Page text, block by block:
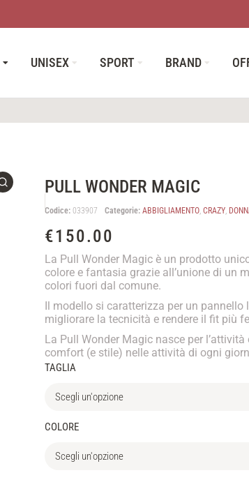
UNISEX SPORT BRAND
PULL WONDER MAGIC
Codice:033907 Categorie: ABBIGLIAMENTO,CRAZY,
€150.00
La Pull Wonder Magic è un prodotto
colore e fantasia grazie all’unione di un
colori fuori dal comune.
Il modello si caratterizza per un
migliorare la tecnicità e rendere il fit più
La Pull Wonder Magic nasce per
comfort (e stile) nelle attività di ogni
TAGLIA
COLORE